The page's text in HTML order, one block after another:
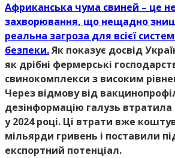
Африканська чума свиней – це
захворювання, що нещадно
реальна загроза для всієї
безпеки.Як показує досвід
як дрібні фермерські
свинокомплекси з високим
Через відмову від
дезінформацію галузь
у 2024 році. Ці втрати вже
мільярди гривень і поставили
експортний потенціал.